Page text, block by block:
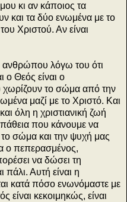
κι αν κάποιος τα
και τα δύο ενωμένα με το
Χριστού. Αν είναι
λόγω του ότι
Θεός είναι ο
το σώμα από την
μαζί με το Χριστό. Και
όλη η χριστιανική ζωή
που κάνουμε να
σώμα και την ψυχή μας
ο πεπερασμένος,
να δώσει τη
Αυτή είναι η
κατά πόσο ενωνόμαστε με
είναι κεκοιμηκώς, είναι